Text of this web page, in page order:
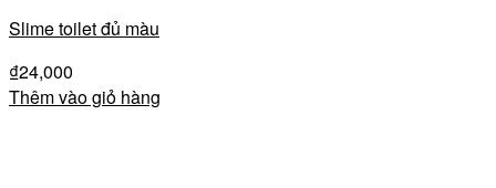
Slime toilet đủ màu
₫24,000
Thêm vào giỏ hàng